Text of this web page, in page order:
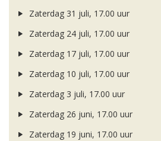
Zaterdag 31 juli, 17.00 uur
Zaterdag 24 juli, 17.00 uur
Zaterdag 17 juli, 17.00 uur
Zaterdag 10 juli, 17.00 uur
Zaterdag 3 juli, 17.00 uur
Zaterdag 26 juni, 17.00 uur
Zaterdag 19 juni, 17.00 uur